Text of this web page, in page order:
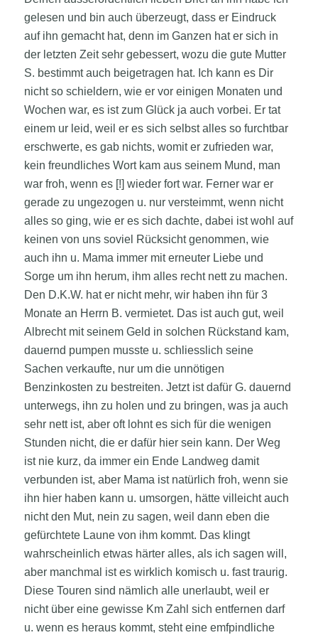
gelesen und bin auch überzeugt, dass er Eindruck
auf ihn gemacht hat, denn im Ganzen hat er sich in
der letzten Zeit sehr gebessert, wozu die gute Mutter
S. bestimmt auch beigetragen hat. Ich kann es Dir
nicht so schieldern, wie er vor einigen Monaten und
Wochen war, es ist zum Glück ja auch vorbei. Er tat
einem ur leid, weil er es sich selbst alles so furchtbar
erschwerte, es gab nichts, womit er zufrieden war,
kein freundliches Wort kam aus seinem Mund, man
war froh, wenn es [!] wieder fort war. Ferner war er
gerade zu ungezogen u. nur versteimmt, wenn nicht
alles so ging, wie er es sich dachte, dabei ist wohl auf
keinen von uns soviel Rücksicht genommen, wie
auch ihn u. Mama immer mit erneuter Liebe und
Sorge um ihn herum, ihm alles recht nett zu machen.
Den D.K.W. hat er nicht mehr, wir haben ihn für 3
Monate an Herrn B. vermietet. Das ist auch gut, weil
Albrecht mit seinem Geld in solchen Rückstand kam,
dauernd pumpen musste u. schliesslich seine
Sachen verkaufte, nur um die unnötigen
Benzinkosten zu bestreiten. Jetzt ist dafür G. dauernd
unterwegs, ihn zu holen und zu bringen, was ja auch
sehr nett ist, aber oft lohnt es sich für die wenigen
Stunden nicht, die er dafür hier sein kann. Der Weg
ist nie kurz, da immer ein Ende Landweg damit
verbunden ist, aber Mama ist natürlich froh, wenn sie
ihn hier haben kann u. umsorgen, hätte villeicht auch
nicht den Mut, nein zu sagen, weil dann eben die
gefürchtete Laune von ihm kommt. Das klingt
wahrscheinlich etwas härter alles, als ich sagen will,
aber manchmal ist es wirklich komisch u. fast traurig.
Diese Touren sind nämlich alle unerlaubt, weil er
nicht über eine gewisse Km Zahl sich entfernen darf
u. wenn es heraus kommt, steht eine emfpindliche